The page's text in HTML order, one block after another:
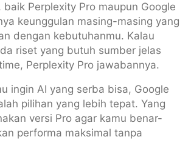
baik Perplexity Pro maupun Google
keunggulan masing-masing yang
dengan kebutuhanmu. Kalau
riset yang butuh sumber jelas
Perplexity Pro jawabannya.
ingin AI yang serba bisa, Google
pilihan yang lebih tepat. Yang
versi Pro agar kamu benar-
performa maksimal tanpa